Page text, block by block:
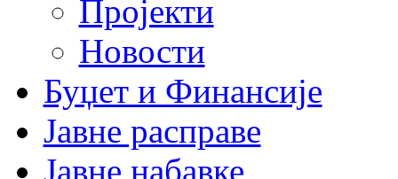
Пројекти
Новости
Буџет и Финансије
Јавне расправе
Јавне набавке